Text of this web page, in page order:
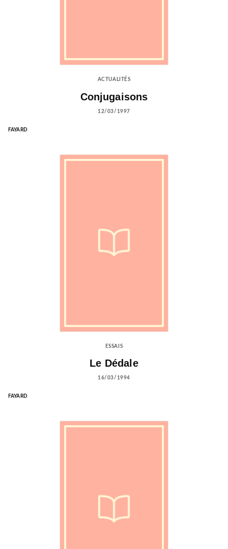
ACTUALITÉS
Conjugaisons
12/03/1997
FAYARD
ESSAIS
Le Dédale
16/03/1994
FAYARD